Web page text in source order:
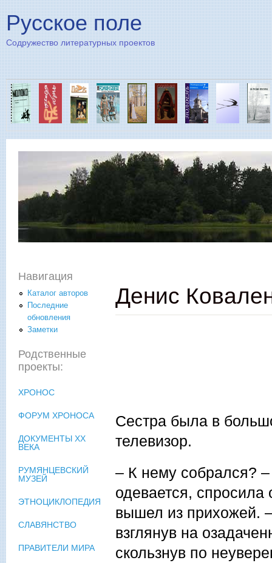
Русское поле
Содружество литературных проектов
Денис
Сестра была в
телевизор.
– К нему собрался?
одевается,
вышел из прихожей.
взглянув на
скользнув по
Навигация
Каталог авторов
Последние
обновления
Заметки
Родственные
проекты:
ХРОНОС
ФОРУМ ХРОНОСА
ДОКУМЕНТЫ XX
ВЕКА
РУМЯНЦЕВСКИЙ
МУЗЕЙ
ЭТНОЦИКЛОПЕДИЯ
СЛАВЯНСТВО
ПРАВИТЕЛИ МИРА